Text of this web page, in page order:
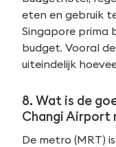
eten en gebruik
Singapore prima
budget. Vooral
uiteindelijk
8. Wat is de
Changi Airport
De metro (MRT)